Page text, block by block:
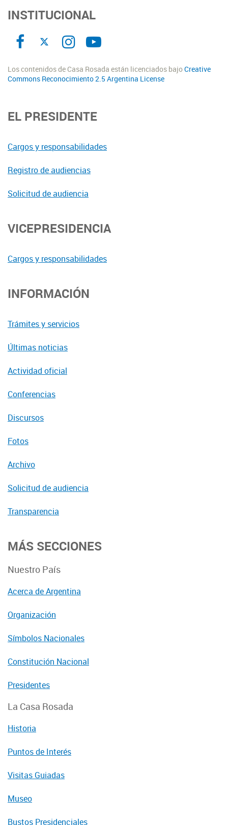
INSTITUCIONAL
Los contenidos de Casa Rosada están licenciados bajoCreative
Commons Reconocimiento 2.5 Argentina License
EL PRESIDENTE
Cargos y responsabilidades
Registro de audiencias
Solicitud de audiencia
VICEPRESIDENCIA
Cargos y responsabilidades
INFORMACIÓN
Trámites y servicios
Últimas noticias
Actividad oficial
Conferencias
Discursos
Fotos
Archivo
Solicitud de audiencia
Transparencia
MÁS SECCIONES
Nuestro País
Acerca de Argentina
Organización
Símbolos Nacionales
Constitución Nacional
Presidentes
La Casa Rosada
Historia
Puntos de Interés
Visitas Guiadas
Museo
Bustos Presidenciales